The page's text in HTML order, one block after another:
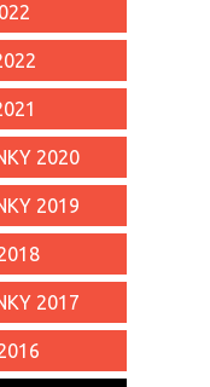
2020
2019
2017